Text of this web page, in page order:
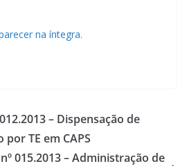
na íntegra.
– Dispensação de
TE em CAPS
015.2013 – Administração de